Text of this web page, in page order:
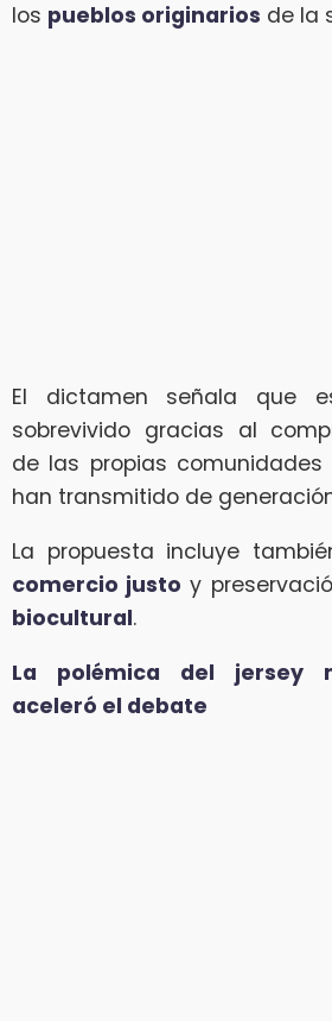
los pueblos originarios de la
El dictamen señala que
sobrevivido gracias al
de las propias
han transmitido de
La propuesta incluye
comercio justo y
biocultural.
La polémica del jersey
aceleró el debate